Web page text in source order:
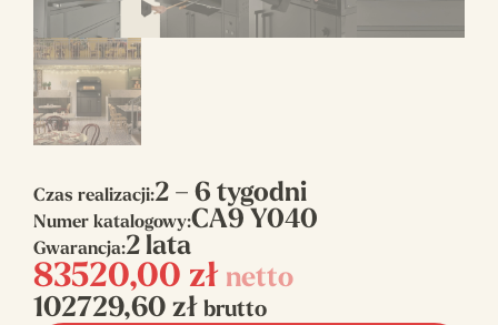
Czas realizacji:2 – 6 tygodni
Numer katalogowy:CA9 Y040
Gwarancja:2 lata
83520,00 zł netto
102729,60 zł brutto